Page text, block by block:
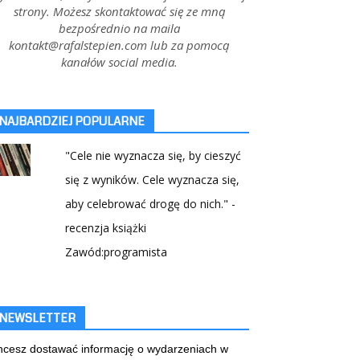
strony. Możesz skontaktować się ze mną
bezpośrednio na maila
kontakt@rafalstepien.com lub za pomocą
kanałów social media.
POPULARNE
"Cele nie wyznacza się, by cieszyć
się z wyników. Cele wyznacza się,
aby celebrować drogę do nich." -
recenzja książki
Zawód:programista
dostawać informację o wydarzeniach w